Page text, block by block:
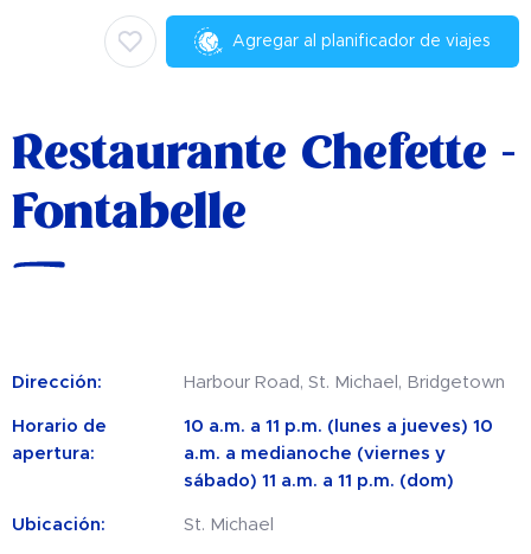
Agregar al planificador de viajes
Restaurante Chefette -
Fontabelle
Dirección: Harbour Road, St. Michael, Bridgetown
Horario de
apertura:
10 a.m. a 11 p.m. (lunes a jueves) 10
a.m. a medianoche (viernes y
sábado) 11 a.m. a 11 p.m. (dom)
Ubicación: St. Michael